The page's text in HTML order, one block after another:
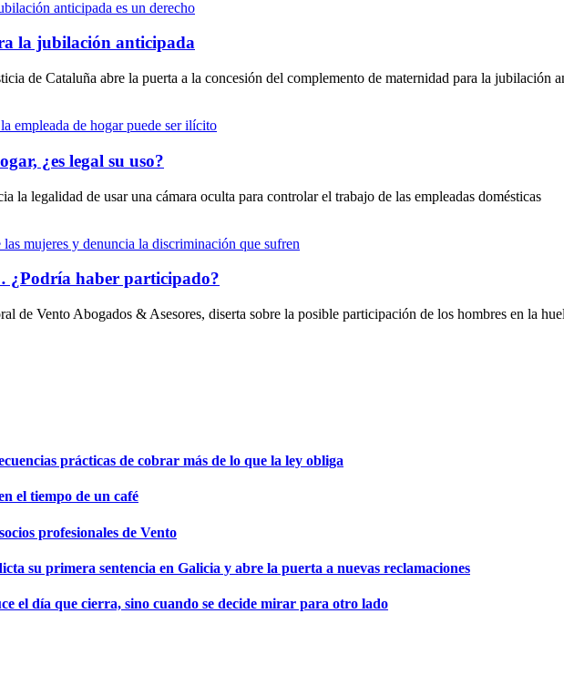
la jubilación anticipada
de Cataluña abre la puerta a la concesión del complemento de maternidad para la jubilación
¿es legal su uso?
la legalidad de usar una cámara oculta para controlar el trabajo de las empleadas domésticas
¿Podría haber participado?
de Vento Abogados & Asesores, diserta sobre la posible participación de los hombres en la
prácticas de cobrar más de lo que la ley obliga
el tiempo de un café
profesionales de Vento
su primera sentencia en Galicia y abre la puerta a nuevas reclamaciones
el día que cierra, sino cuando se decide mirar para otro lado